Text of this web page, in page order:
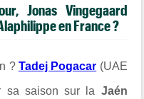
Jonas Vingegaard
en France ?
? Tadej Pogacar (UAE
sa saison sur la Jaén